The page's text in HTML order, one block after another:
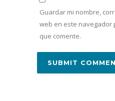
Guardar mi nombre,
web en este navegador
que comente.